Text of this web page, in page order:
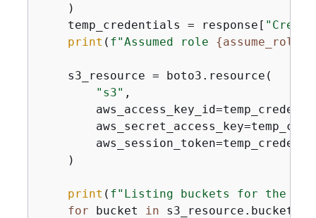
    )
    temp_credentials = response[
print ( f"Assumed role {
    s3_resource = boto3.resource(
"s3" ,
    )
print ( f"Listing buckets for the
for bucket in s3_resource.buckets.